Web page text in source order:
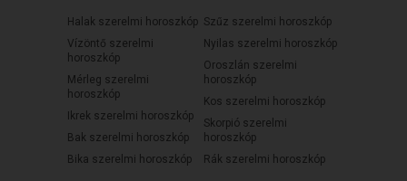
Halak szerelmi horoszkóp
Vízöntő szerelmi
horoszkóp
Mérleg szerelmi
horoszkóp
Ikrek szerelmi horoszkóp
Bak szerelmi horoszkóp
Bika szerelmi horoszkóp
Szűz szerelmi horoszkóp
Nyilas szerelmi horoszkóp
Oroszlán szerelmi
horoszkóp
Kos szerelmi horoszkóp
Skorpió szerelmi
horoszkóp
Rák szerelmi horoszkóp